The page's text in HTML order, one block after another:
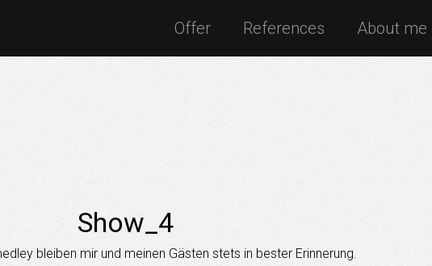
Offer References About me
Show_4
bleiben mir und meinen Gästen stets in bester Erinnerung.